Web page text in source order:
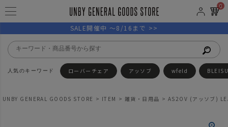
0
SALE開催中 ～8/16まで >>
ローバーチェア アッソブ wfeld
UNBY GENERAL GOODS STORE ITEM 雑貨・日用品 AS2OV (アッソブ)